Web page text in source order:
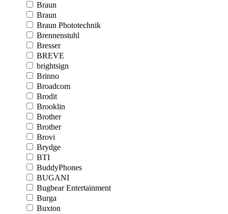
Braun
Braun
Braun Phototechnik
Brennenstuhl
Bresser
BREVE
brightsign
Brinno
Broadcom
Brodit
Brooklin
Brother
Brother
Brovi
Brydge
BTI
BuddyPhones
BUGANI
Bugbear Entertainment
Burga
Buxton